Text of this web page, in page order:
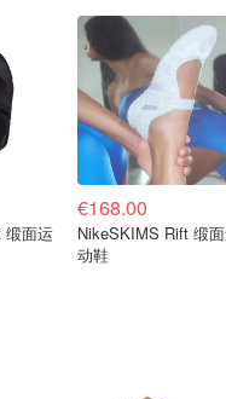
缎面运
€168.00
NikeSKIMS Rift 缎
动鞋